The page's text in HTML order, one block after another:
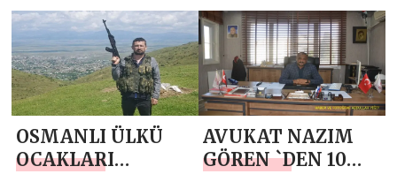
İSA
KIZILDEMİR`DEN
10 NİSAN POLİS
HAFTASI MESAJI
NİSAN POLİS
HAFTASI MESAJI
OSMANLI ÜLKÜ
OCAKLARI
AVUKAT NAZIM
GÖREN `DEN 10